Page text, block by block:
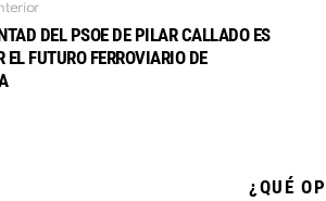
DEL PSOE DE PILAR CALLADO ES
EL FUTURO FERROVIARIO DE
¿QUÉ